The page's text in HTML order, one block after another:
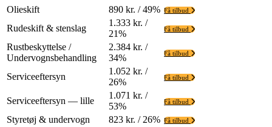
Olieskift 890 kr. / 49% Få tilbud
Rudeskift & stenslag
1.333 kr. /
21%
Få tilbud
Rustbeskyttelse /
Undervognsbehandling
2.384 kr. /
34%
Få tilbud
Serviceeftersyn
1.052 kr. /
26%
Få tilbud
Serviceeftersyn — lille
1.071 kr. /
53%
Få tilbud
Styretøj & undervogn 823 kr. / 26% Få tilbud